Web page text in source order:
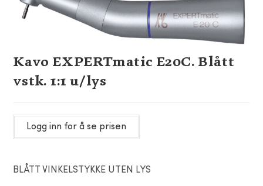
Kavo EXPERTmatic E20C. Blått
vstk. 1:1 u/lys
Logg inn for å se prisen
BLÅTT VINKELSTYKKE UTEN LYS